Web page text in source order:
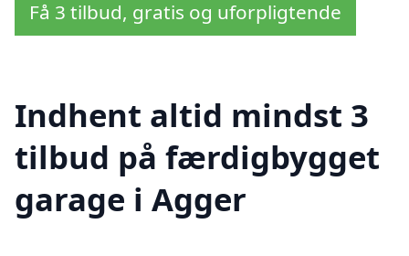
Få 3 tilbud, gratis og uforpligtende
Indhent altid mindst 3
tilbud på færdigbygget
garage i Agger